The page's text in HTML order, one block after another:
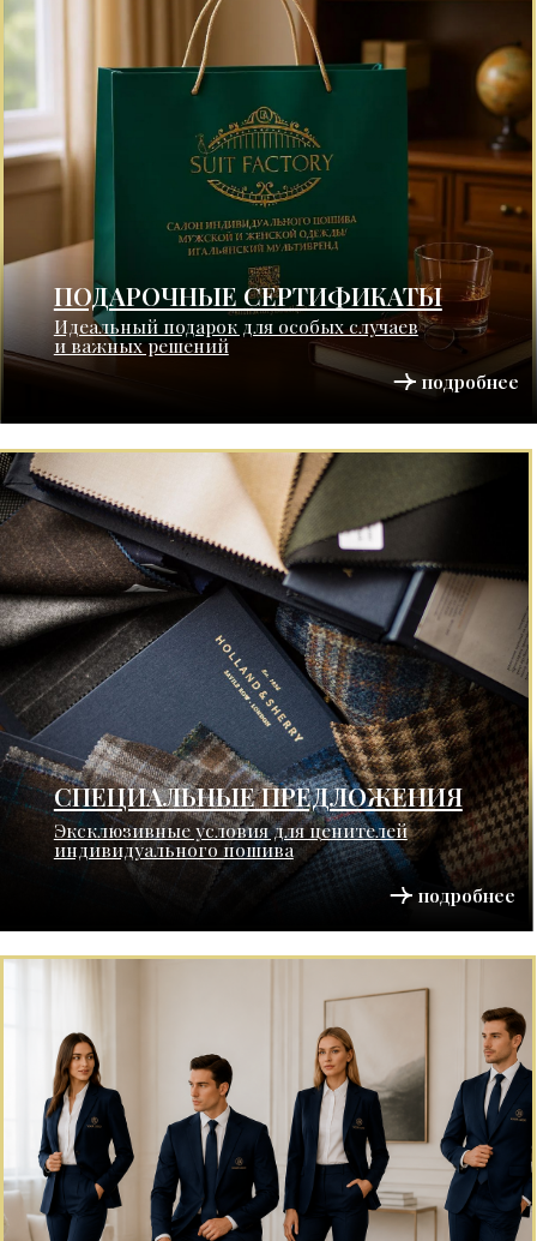
Редкие материалы для истинных
ценителей роскоши
ПОШИВ ОДЕЖДЫ
ИЗ ЭКЗОТИЧЕСКИХ МАТЕРИАЛОВ
подробнее